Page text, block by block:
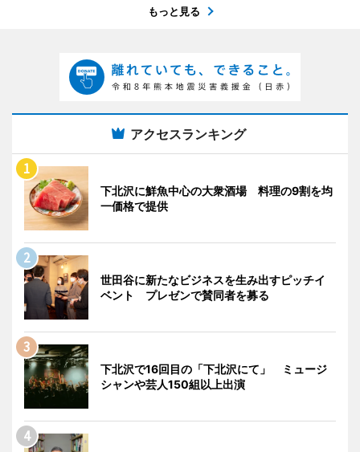
もっと見る
アクセスランキング
下北沢に鮮魚中心の大衆酒場 料理の9割を均
一価格で提供
世田谷に新たなビジネスを生み出すピッチイ
ベント プレゼンで賛同者を募る
下北沢で16回目の「下北沢にて」 ミュージ
シャンや芸人150組以上出演